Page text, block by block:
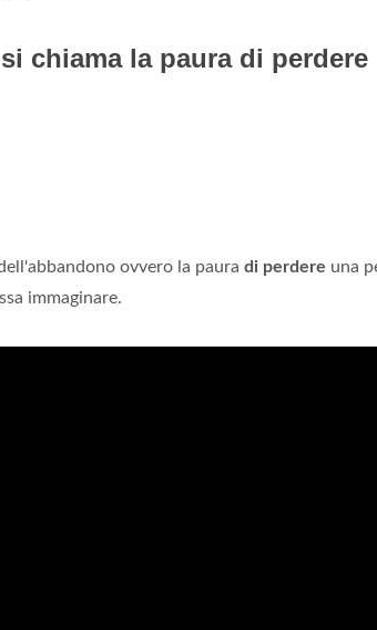
chiama la paura di perdere
ovvero la paura di perdere una
immaginare.